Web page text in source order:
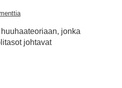
jonka
johtavat